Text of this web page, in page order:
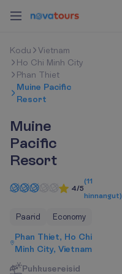
Kodu
Vietnam
Ho Chi Minh City
Phan Thiet
Muine Pacific
Resort
Muine
Pacific
Resort
4/5
(11
hinnangut)
Paarid Economy
Phan Thiet, Ho Chi
Minh City, Vietnam
Puhkusereisid